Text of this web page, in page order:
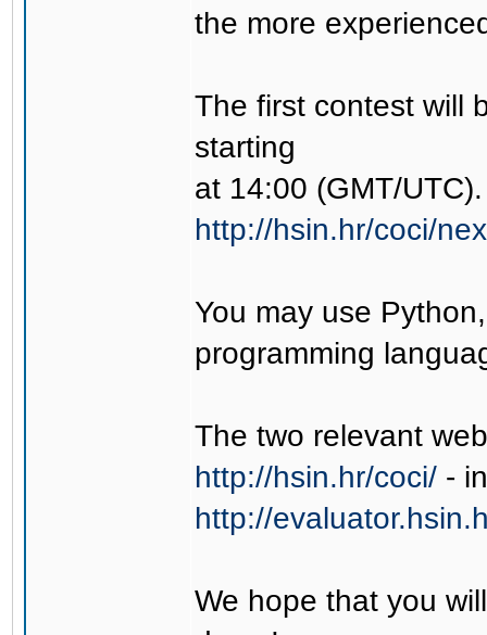
the more
The first contest will
starting
at 14:00 (GMT/
http://hsin.hr/coci/
You may use
programming
The two relevant
http://hsin.hr/coci/ -
http://
We hope that you